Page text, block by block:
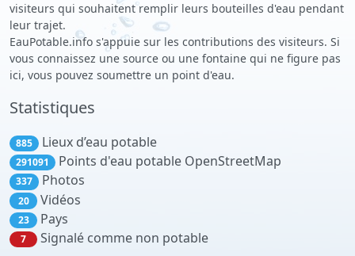
visiteurs qui souhaitent remplir leurs bouteilles d'eau pendant
leur trajet.
EauPotable.info s'appuie sur les contributions des visiteurs. Si
vous connaissez une source ou une fontaine qui ne figure pas
ici, vous pouvez soumettre un point d'eau.
Statistiques
885 Lieux d’eau potable
291091 Points d'eau potable OpenStreetMap
337 Photos
20 Vidéos
23 Pays
7 Signalé comme non potable